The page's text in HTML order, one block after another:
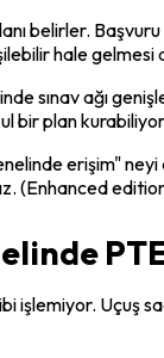
belirler.
hale
sınav ağı
bir plan
erişim"
(Enhanced
işlemiyor. Uçuş